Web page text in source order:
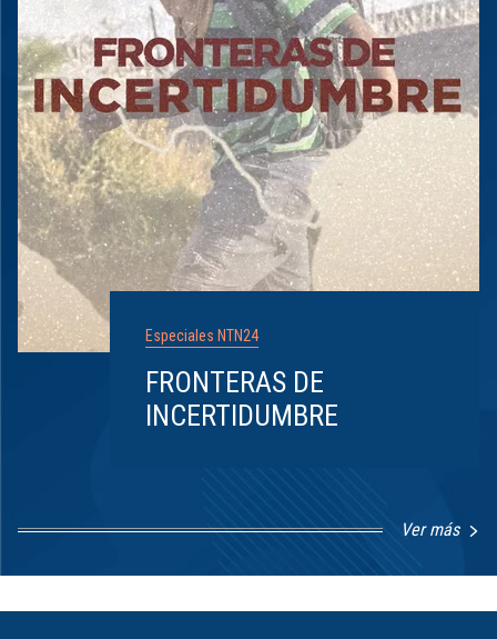
Especiales NTN24
FRONTERAS DE
INCERTIDUMBRE
Ver más
1
8